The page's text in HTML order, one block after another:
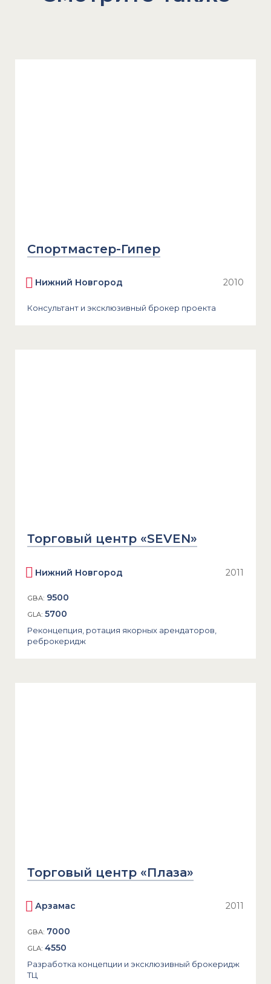
Спортмастер-Гипер
Нижний Новгород 2010
Консультант и эксклюзивный брокер проекта
Торговый центр «SEVEN»
Нижний Новгород 2011
GBA: 9500
GLA: 5700
Реконцепция, ротация якорных арендаторов,
реброкеридж
Торговый центр «Плаза»
Арзамас 2011
GBA: 7000
GLA: 4550
Разработка концепции и эксклюзивный брокеридж
ТЦ